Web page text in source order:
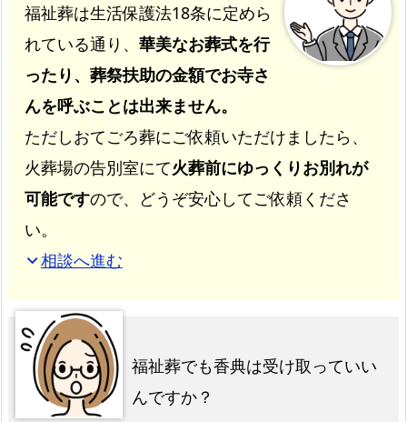
福祉葬は生活保護法18条に定めら
れている通り、 華美なお葬式を行
ったり、葬祭扶助の金額でお寺さ
んを呼ぶことは出来ません。
ただしおてごろ葬にご依頼いただけましたら、
火葬場の告別室にて火葬前にゆっくりお別れが
可能ですので、どうぞ安心してご依頼くださ
い。
expand_more相談へ進む
福祉葬でも香典は受け取っていい
んですか？